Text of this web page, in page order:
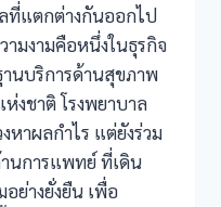
ที่แตกต่างกันออกไป
มงามคือหนึ่งในธุรกิจ
นบริการด้านสุขภาพ
งชาติ โรงพยาบาล
หาผลกำไร แต่ยังร่วม
นการแพทย์ ที่เดิน
ย่างยั่งยืน เพื่อ